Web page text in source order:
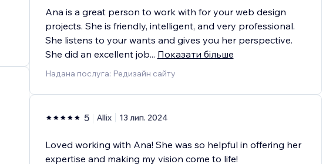
Ana is a great person to work with for your web design
projects. She is friendly, intelligent, and very professional.
She listens to your wants and gives you her perspective.
She did an excellent job... Показати більше
Надана послуга: Редизайн сайту
5 Allix 13 лип. 2024
Loved working with Ana! She was so helpful in offering her
expertise and making my vision come to life!